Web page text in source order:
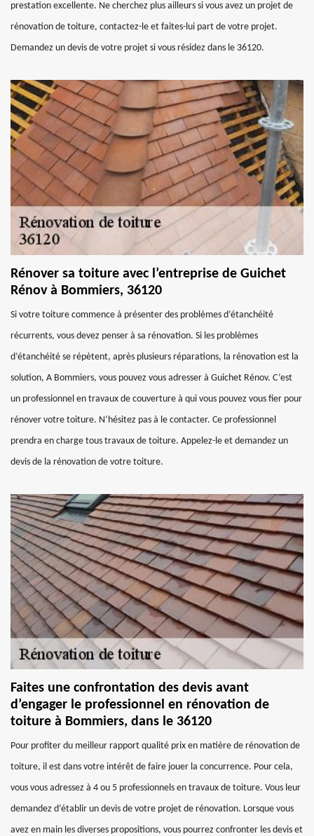
prestation excellente. Ne cherchez plus ailleurs si vous avez un projet de
rénovation de toiture, contactez-le et faites-lui part de votre projet.
Demandez un devis de votre projet si vous résidez dans le 36120.
Rénover sa toiture avec l’entreprise de Guichet
Rénov à Bommiers, 36120
Si votre toiture commence à présenter des problèmes d’étanchéité
récurrents, vous devez penser à sa rénovation. Si les problèmes
d’étanchéité se répètent, après plusieurs réparations, la rénovation est la
solution, A Bommiers, vous pouvez vous adresser à Guichet Rénov. C’est
un professionnel en travaux de couverture à qui vous pouvez vous fier pour
rénover votre toiture. N’hésitez pas à le contacter. Ce professionnel
prendra en charge tous travaux de toiture. Appelez-le et demandez un
devis de la rénovation de votre toiture.
Faites une confrontation des devis avant
d’engager le professionnel en rénovation de
toiture à Bommiers, dans le 36120
Pour profiter du meilleur rapport qualité prix en matière de rénovation de
toiture, il est dans votre intérêt de faire jouer la concurrence. Pour cela,
vous vous adressez à 4 ou 5 professionnels en travaux de toiture. Vous leur
demandez d’établir un devis de votre projet de rénovation. Lorsque vous
avez en main les diverses propositions, vous pourrez confronter les devis et